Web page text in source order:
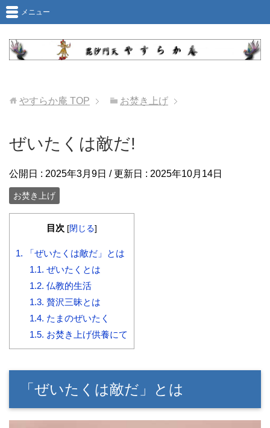
メニュー
やすらか庵 TOP お焚き上げ
ぜいたくは敵だ!
公開日 : 2025年3月9日 / 更新日 : 2025年10月14日
お焚き上げ
目次 [閉じる]
1. 「ぜいたくは敵だ」とは
1.1. ぜいたくとは
1.2. 仏教的生活
1.3. 贅沢三昧とは
1.4. たまのぜいたく
1.5. お焚き上げ供養にて
「ぜいたくは敵だ」とは